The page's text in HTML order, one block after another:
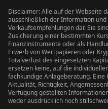
Disclaimer: Alle auf der Webseite
ausschließlich der Information und
Verkaufsempfehlungen dar. Sie
Zusicherung einer bestimmten
Finanzinstrumente oder als
Erwerb von Wertpapieren oder
Totalverlust des eingesetzten
ersetzen keine, auf die
fachkundige Anlageberatung.
Aktualität, Richtigkeit,
Verfügung gestellten
weder ausdrücklich noch